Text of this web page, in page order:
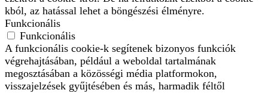
kból, az hatással lehet a böngészési élményre.
Funkcionális
Funkcionális
A funkcionális cookie-k segítenek bizonyos funkciók
végrehajtásában, például a weboldal tartalmának
megosztásában a közösségi média platformokon,
visszajelzések gyűjtésében és más, harmadik féltől